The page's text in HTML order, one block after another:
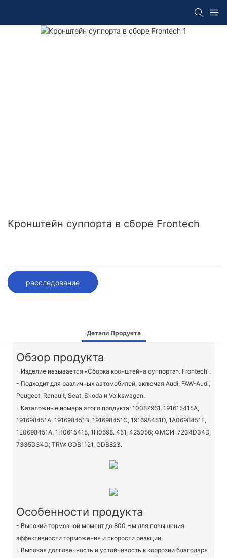
Кронштейн суппорта в сборе Frontech
расследование
Детали Продукта
Обзор продукта
- Изделие называется «Сборка кронштейна суппорта». Frontech".
- Подходит для различных автомобилей, включая Audi, FAW-Audi,
Peugeot, Renault, Seat, Skoda и Volkswagen.
- Каталожные номера этого продукта: 10087961, 191615415A,
191698451A, 191698451B, 191698451C, 191698451D, 1A0698451E,
1E0698451A, 1H0615415, 1H0698. 451, 425056; ФМСИ: 7234D34D,
7335D34D; TRW: GDB1121, GDB823.
Особенности продукта
- Высокий тормозной момент до 800 Нм для повышения
эффективности торможения и скорости реакции.
- Высокая долговечность и устойчивость к коррозии благодаря